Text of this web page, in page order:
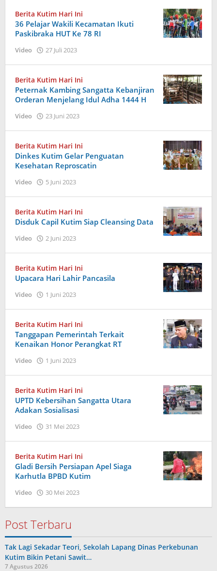
Berita Kutim Hari Ini
36 Pelajar Wakili Kecamatan Ikuti
Paskibraka HUT Ke 78 RI
Video 27 Juli 2023
Berita Kutim Hari Ini
Peternak Kambing Sangatta Kebanjiran
Orderan Menjelang Idul Adha 1444 H
Video 23 Juni 2023
Berita Kutim Hari Ini
Dinkes Kutim Gelar Penguatan
Kesehatan Reproscatin
Video 5 Juni 2023
Berita Kutim Hari Ini
Disduk Capil Kutim Siap Cleansing Data
Video 2 Juni 2023
Berita Kutim Hari Ini
Upacara Hari Lahir Pancasila
Video 1 Juni 2023
Berita Kutim Hari Ini
Tanggapan Pemerintah Terkait
Kenaikan Honor Perangkat RT
Video 1 Juni 2023
Berita Kutim Hari Ini
UPTD Kebersihan Sangatta Utara
Adakan Sosialisasi
Video 31 Mei 2023
Berita Kutim Hari Ini
Gladi Bersih Persiapan Apel Siaga
Karhutla BPBD Kutim
Video 30 Mei 2023
Post Terbaru
Tak Lagi Sekadar Teori, Sekolah Lapang Dinas Perkebunan
Kutim Bikin Petani Sawit…
7 Agustus 2026